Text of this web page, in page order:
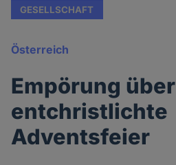
GESELLSCHAFT
Österreich
Empörung über
entchristlichte
Adventsfeier